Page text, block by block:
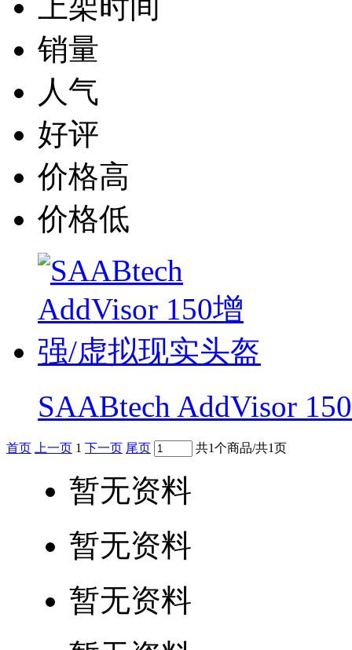
销量
人气
好评
价格高
价格低
SAABtech AddVisor
首页 上一页 1 下一页 尾页 共1个商品/共1页
暂无资料
暂无资料
暂无资料